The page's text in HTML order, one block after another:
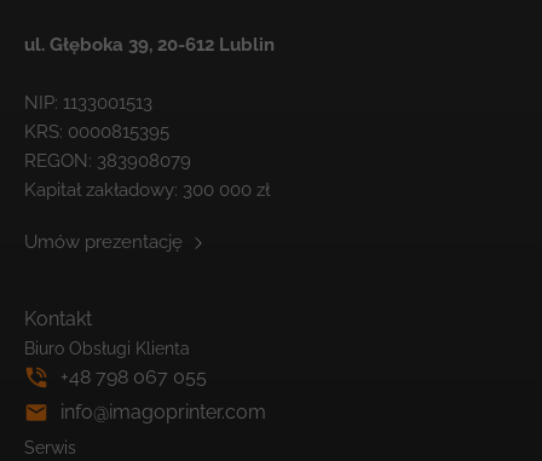
ul. Głęboka 39, 20-612 Lublin
NIP: 1133001513
KRS: 0000815395
REGON: 383908079
Kapitał zakładowy: 300 000 zł
Umów prezentację
Kontakt
Biuro Obsługi Klienta
+48 798 067 055
info@imagoprinter.com
Serwis